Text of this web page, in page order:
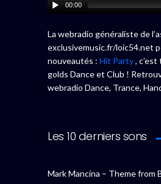
00:00
La webradio généraliste de
exclusivemusic.fr/loic54.net
nouveautés : Hit Party,
golds Dance et Club !
webradio Dance, Trance,
Les 10 derniers sons
Mark Mancina – Theme from